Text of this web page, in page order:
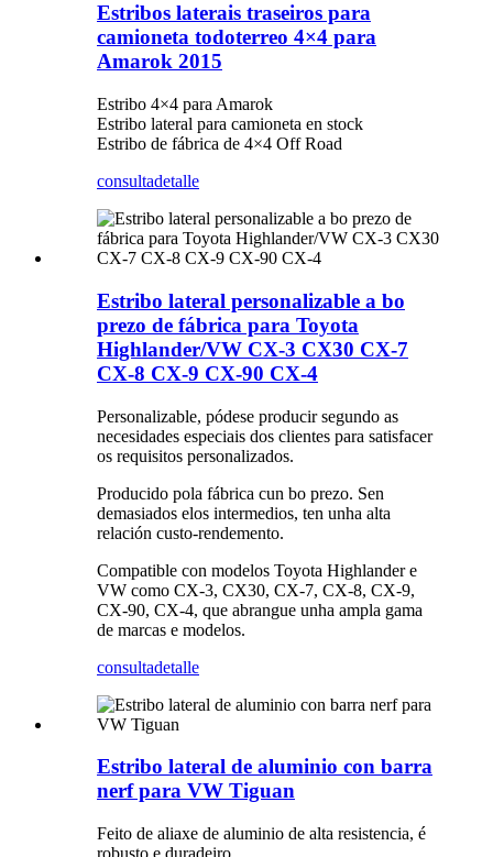
Estribos laterais traseiros para
camioneta todoterreo 4×4 para
Amarok 2015
Estribo 4×4 para Amarok
Estribo lateral para camioneta en stock
Estribo de fábrica de 4×4 Off Road
consultadetalle
Estribo lateral personalizable a bo
prezo de fábrica para Toyota
Highlander/VW CX-3 CX30 CX-7
CX-8 CX-9 CX-90 CX-4
Personalizable, pódese producir segundo as
necesidades especiais dos clientes para satisfacer
os requisitos personalizados.
Producido pola fábrica cun bo prezo. Sen
demasiados elos intermedios, ten unha alta
relación custo-rendemento.
Compatible con modelos Toyota Highlander e
VW como CX-3, CX30, CX-7, CX-8, CX-9,
CX-90, CX-4, que abrangue unha ampla gama
de marcas e modelos.
consultadetalle
Estribo lateral de aluminio con barra
nerf para VW Tiguan
Feito de aliaxe de aluminio de alta resistencia, é
robusto e duradeiro.